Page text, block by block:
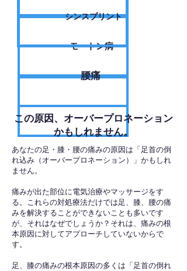
シンスプリント
モートン病
腰痛
​この原因、オーバープロネーション
かもしれません。
あなたの足・膝・腰の痛みの原因は「足首の倒
れ込み（オーバープロネーション）」かもしれ
ません。
痛みが出た部位に電気治療やマッサージをす
る。これらの対処療法だけでは足、膝、腰の痛
みを解決することができないことも多いです
が、それはなぜでしょうか？それは、痛みの根
本原因に対してアプローチしていないからで
す。
足、膝の痛みの根本原因の多くは「足首の倒れ